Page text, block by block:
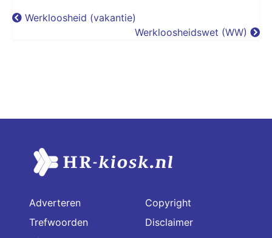
Werkloosheid (vakantie)
Werkloosheidswet (WW)
Adverteren
Trefwoorden
Copyright
Disclaimer